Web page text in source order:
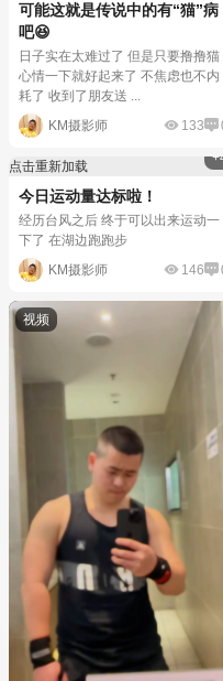
可能这就是传说中的有“猫”病
吧😆
日子实在太难过了 但是只要撸撸猫
心情一下就好起来了 不焦虑也不内
耗了 收到了朋友送 ...
KM摄影师
133
点击重新加载
今日运动量达标啦！
经历台风之后 终于可以出来运动一
下了 在湖边跑跑步
KM摄影师
146